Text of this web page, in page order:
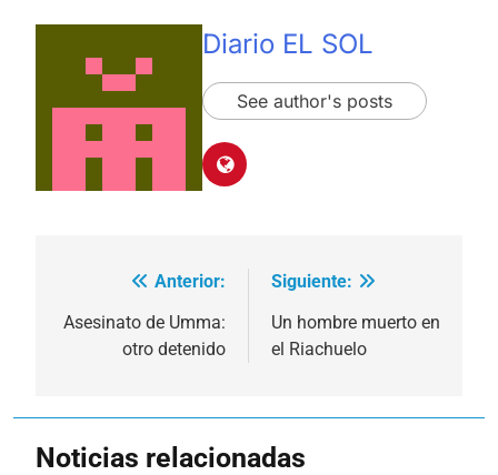
Diario EL SOL
See author's posts
Navegación
de
Anterior:
Asesinato de Umma:
otro detenido
Siguiente:
Un hombre muerto en
el Riachuelo
Noticias relacionadas